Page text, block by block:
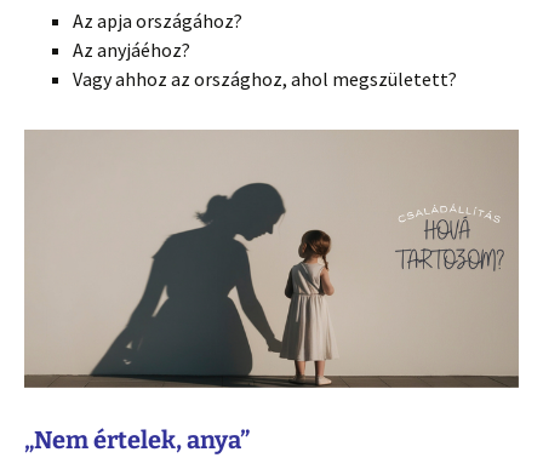
Az apja országához?
Az anyjáéhoz?
Vagy ahhoz az országhoz, ahol megszületett?
„Nem értelek, anya”